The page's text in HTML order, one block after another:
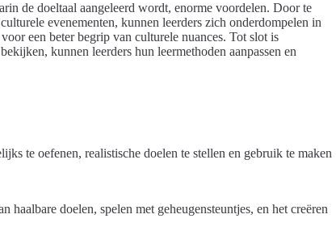
de doeltaal aangeleerd wordt, enorme voordelen. Door te
evenementen, kunnen leerders zich onderdompelen in
een beter begrip van culturele nuances. Tot slot is
kunnen leerders hun leermethoden aanpassen en
te oefenen, realistische doelen te stellen en gebruik te maken
doelen, spelen met geheugensteuntjes, en het creëren